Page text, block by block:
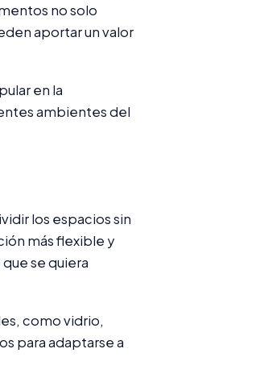
no solo
aportar un valor
en la
ambientes del
los espacios sin
más flexible y
se quiera
como vidrio,
para adaptarse a